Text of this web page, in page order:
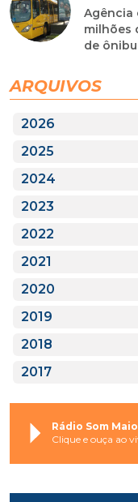
Agência
milhões
de
ARQUIVOS
2026
2025
2024
2023
2022
2021
2020
2019
2018
2017
Rádio Som
Clique e ouça ao